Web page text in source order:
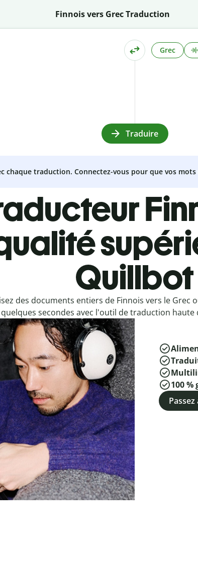
Finnois vers Grec Traduction
Grec
Traduire
chaque traduction. Connectez-vous pour que vos
Quillbot
des documents entiers de Finnois vers le Grec
quelques secondes avec l'outil de traduction haute
100